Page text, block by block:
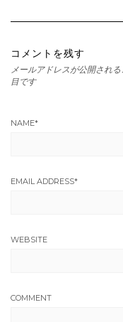
コメントを残す
メールアドレスが公開される
目です
NAME*
EMAIL ADDRESS*
WEBSITE
COMMENT